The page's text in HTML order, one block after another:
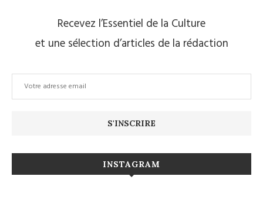
Recevez l’Essentiel de la Culture
et une sélection d’articles de la rédaction
INSTAGRAM